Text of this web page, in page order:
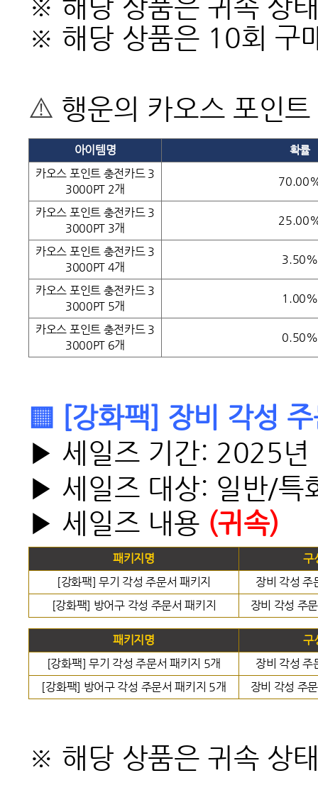
※ 해당 상품은 10회 구
⚠️ 행운의 카오스 포인
아이템명
확률
카오스 포인트 충전카드 3
3000PT 2개
카오스 포인트 충전카드 3
3000PT 3개
카오스 포인트 충전카드 3
3000PT 4개
3.50%
카오스 포인트 충전카드 3
3000PT 5개
1.00%
카오스 포인트 충전카드 3
3000PT 6개
0.50%
▒ [강화팩] 장비 각성
▶ 세일즈 기간: 2025년
▶ 세일즈 대상: 일반/특
▶ 세일즈 내용 (귀속)
패키지명
구
[강화팩] 무기 각성 주문서 패키지
장비 각성 주
[강화팩] 방어구 각성 주문서 패키지
장비 각성 주
패키지명
구
[강화팩] 무기 각성 주문서 패키지 5개
장비 각성 주
[강화팩] 방어구 각성 주문서 패키지 5개
장비 각성 주
※ 해당 상품은 귀속 상